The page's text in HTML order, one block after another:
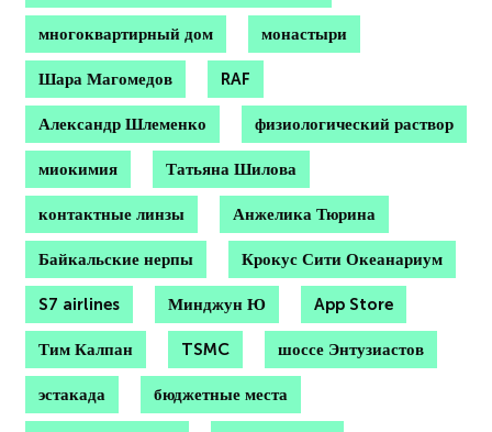
многоквартирный дом монастыри
Шара Магомедов RAF
Александр Шлеменко физиологический раствор
миокимия Татьяна Шилова
контактные линзы Анжелика Тюрина
Байкальские нерпы Крокус Сити Океанариум
S7 airlines Минджун Ю App Store
Тим Калпан TSMC шоссе Энтузиастов
эстакада бюджетные места